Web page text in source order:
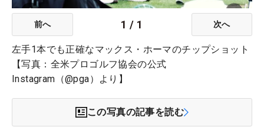
前へ 1 / 1 次へ
左手1本でも正確なマックス・ホーマのチップショット
【写真：全米プロゴルフ協会の公式
Instagram（@pga）より】
この写真の記事を読む